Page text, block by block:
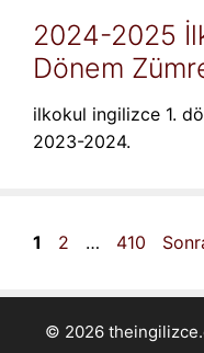
2024-2025
Dönem
ilkokul ingilizce 1.
2023-2024.
Sayfa
1 Sayfa
2 … Sayfa
410
© 2026